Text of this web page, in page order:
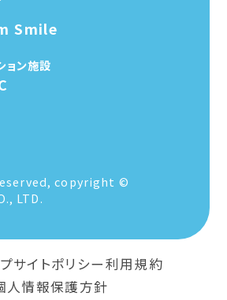
Smile
ョン施設
copyright ©
LTD.
サイトポリシー利用規約
人情報保護方針